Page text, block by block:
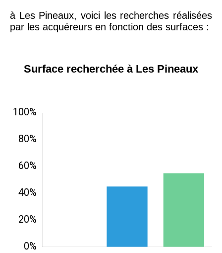
à Les Pineaux, voici les recherches réalisées
par les acquéreurs en fonction des surfaces :
Surface recherchée à Les Pineaux